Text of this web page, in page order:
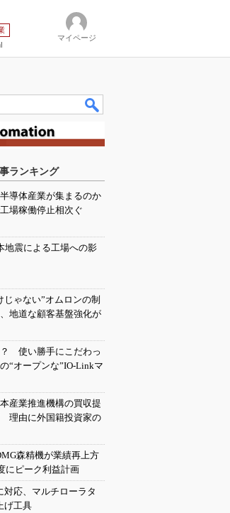
マイページ
ランキング
導体産業が集まるのか
場稼働停止相次ぐ
地震による工場への影
じゃない”オムロンの制
地道な顧客基盤強化が
使い勝手にこだわっ
“オープンな”IO-Linkマ
産業推進機構の買収提
理由に外国籍投資家の
森精機が業績再上方
にピーク利益計画
対応、マルチローラタ
げ工具